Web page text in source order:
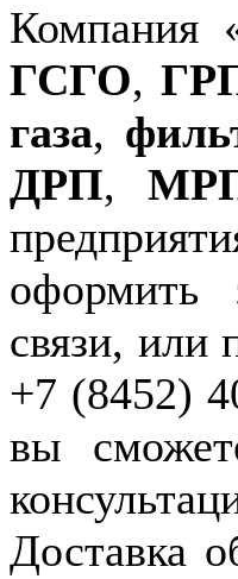
Компания
ГСГО,
газа,
ДРП,
оформить
связи, или
+7 (8452)
вы
Доставка